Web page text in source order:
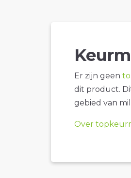
Er zijn geen
dit product.
gebied van
Over